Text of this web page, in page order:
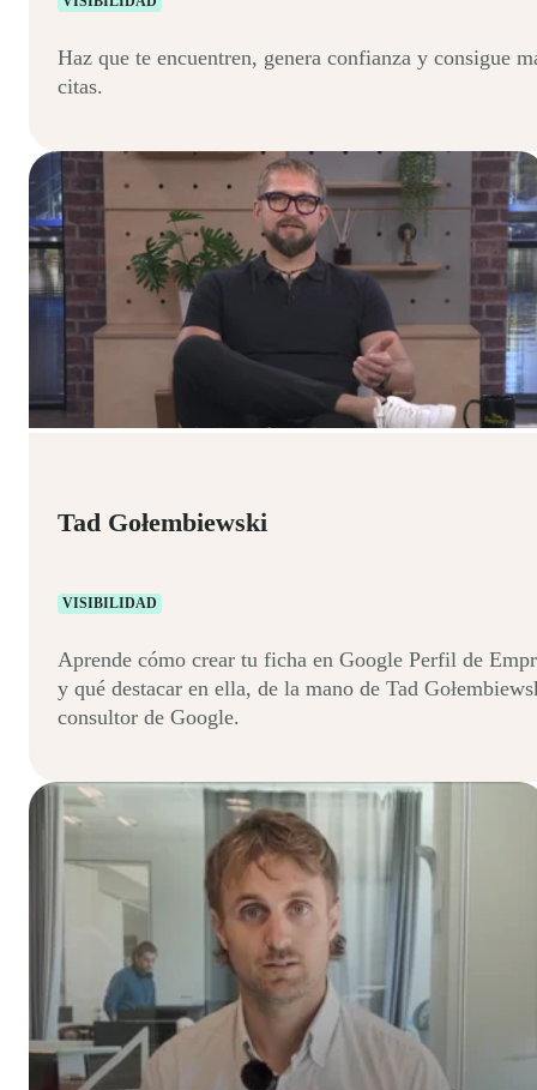
Haz que te encuentren, genera confianza y consigue
citas.
Tad Gołembiewski
VISIBILIDAD
Aprende cómo crear tu ficha en Google Perfil de
y qué destacar en ella, de la mano de Tad
consultor de Google.